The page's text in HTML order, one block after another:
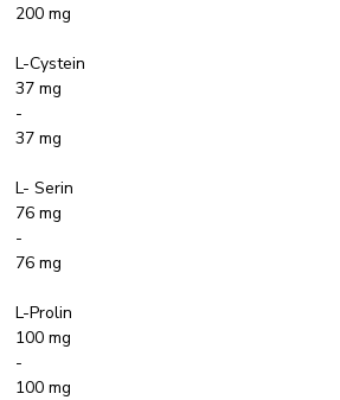
200 mg
L-Cystein
37 mg
-
37 mg
L- Serin
76 mg
-
76 mg
L-Prolin
100 mg
-
100 mg